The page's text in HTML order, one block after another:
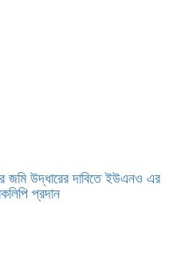
জমি উদ্ধারের দাবিতে ইউএনও এর
প্রদান